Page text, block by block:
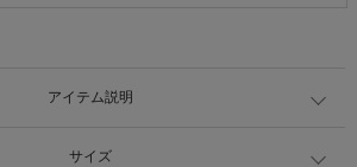
アイテム説明
サイズ